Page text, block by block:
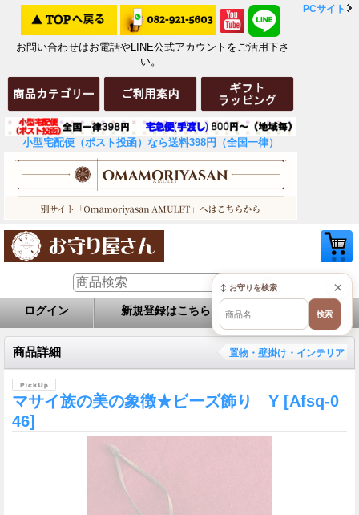
お問い合わせはお電話やLINE公式アカウントをご活用下さ
い。
小型宅配便（ポスト投函）なら送料398円（全国一律）
PCサイト
ログイン 新規登録はこちら お問い合せ
商品詳細 置物・壁掛け・インテリア
マサイ族の美の象徴★ビーズ飾り Y [Afsq-0
46]
×
↕ お守りを検索
検索